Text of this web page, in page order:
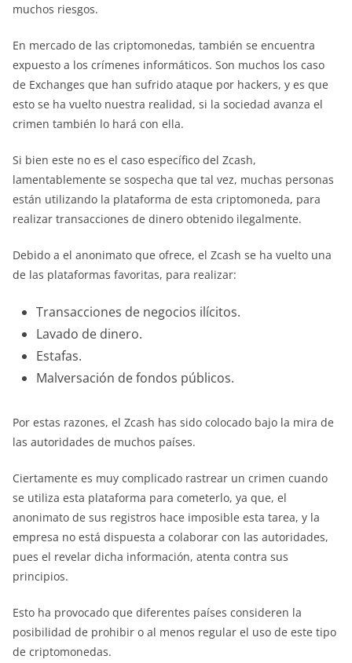
muchos riesgos.
En mercado de las criptomonedas, también se encuentra
expuesto a los crímenes informáticos. Son muchos los caso
de Exchanges que han sufrido ataque por hackers, y es que
esto se ha vuelto nuestra realidad, si la sociedad avanza el
crimen también lo hará con ella.
Si bien este no es el caso específico del Zcash,
lamentablemente se sospecha que tal vez, muchas personas
están utilizando la plataforma de esta criptomoneda, para
realizar transacciones de dinero obtenido ilegalmente.
Debido a el anonimato que ofrece, el Zcash se ha vuelto una
de las plataformas favoritas, para realizar:
Transacciones de negocios ilícitos.
Lavado de dinero.
Estafas.
Malversación de fondos públicos.
Por estas razones, el Zcash has sido colocado bajo la mira de
las autoridades de muchos países.
Ciertamente es muy complicado rastrear un crimen cuando
se utiliza esta plataforma para cometerlo, ya que, el
anonimato de sus registros hace imposible esta tarea, y la
empresa no está dispuesta a colaborar con las autoridades,
pues el revelar dicha información, atenta contra sus
principios.
Esto ha provocado que diferentes países consideren la
posibilidad de prohibir o al menos regular el uso de este tipo
de criptomonedas.